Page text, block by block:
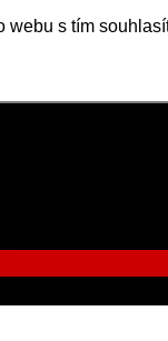
webu s tím